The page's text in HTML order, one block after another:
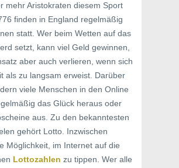
mehr Aristokraten diesem Sport
finden in England regelmäßig
statt. Wer beim Wetten auf das
setzt, kann viel Geld gewinnen,
aber auch verlieren, wenn sich
als zu langsam erweist. Darüber
viele Menschen in den Online
das Glück heraus oder
aus. Zu den bekanntesten
gehört Lotto. Inzwischen
Möglichkeit, im Internet auf die
Lottozahlen zu tippen. Wer alle